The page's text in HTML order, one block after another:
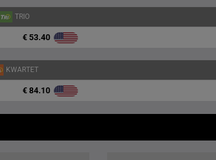
TRIO
€ 53.40
KWARTET
€ 84.10